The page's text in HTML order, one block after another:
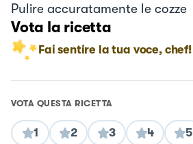
Pulire accuratamente le cozze
Vota la ricetta
Fai sentire la tua voce, chef!
VOTA QUESTA RICETTA
1 2 3 4 5